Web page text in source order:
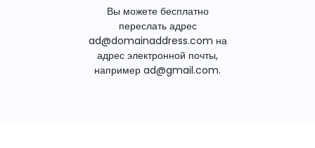
Вы можете бесплатно
переслать адрес
ad@domainaddress.com на
адрес электронной почты,
например ad@gmail.com.